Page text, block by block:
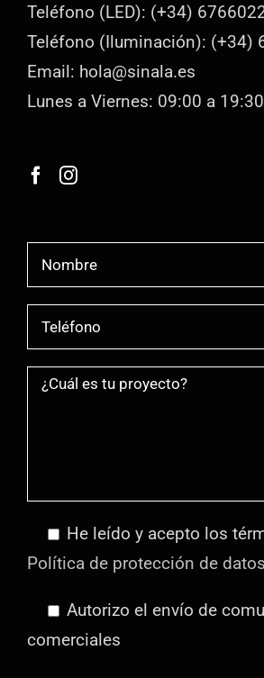
Teléfono (LED): (+34)
Teléfono (Iluminación): (+34)
Email: hola@sinala.es
Lunes a Viernes: 09:00 a 19:30
He leído y acepto los
Política de protección de
Autorizo el envío de
comerciales